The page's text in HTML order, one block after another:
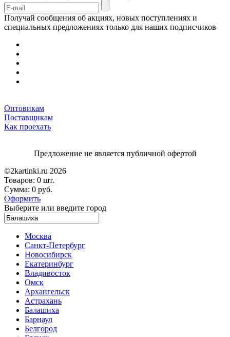
Получай сообщения об акциях, новых поступлениях и
специальных предложениях только для наших подписчиков
Оптовикам
Поставщикам
Как проехать
Предложение не является публичной офертой
©2kartinki.ru 2026
Товаров: 0 шт.
Сумма: 0 руб.
Оформить
Выберите или введите город
Москва
Санкт-Петербург
Новосибирск
Екатеринбург
Владивосток
Омск
Архангельск
Астрахань
Балашиха
Барнаул
Белгород